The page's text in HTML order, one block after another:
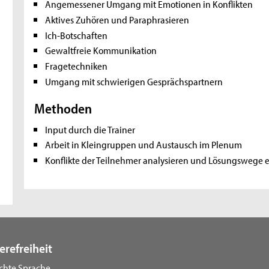
Angemessener Umgang mit Emotionen in Konflikten
Aktives Zuhören und Paraphrasieren
Ich-Botschaften
Gewaltfreie Kommunikation
Fragetechniken
Umgang mit schwierigen Gesprächspartnern
Methoden
Input durch die Trainer
Arbeit in Kleingruppen und Austausch im Plenum
Konflikte der Teilnehmer analysieren und Lösungswege